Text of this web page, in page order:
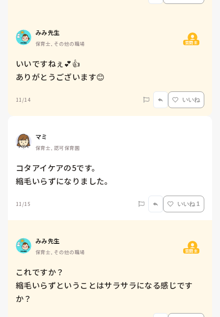
みみ先生
保育士, その他の職場 質問主
いいですねぇ💕👍
ありがとうございます😊
11/14 いいね
マミ
保育士, 認可保育園
コタアイケアの5です。
縮毛いらずになりました。
11/15 いいね 1
みみ先生
保育士, その他の職場 質問主
これですか？
縮毛いらずということはサラサラになる感じです
か？